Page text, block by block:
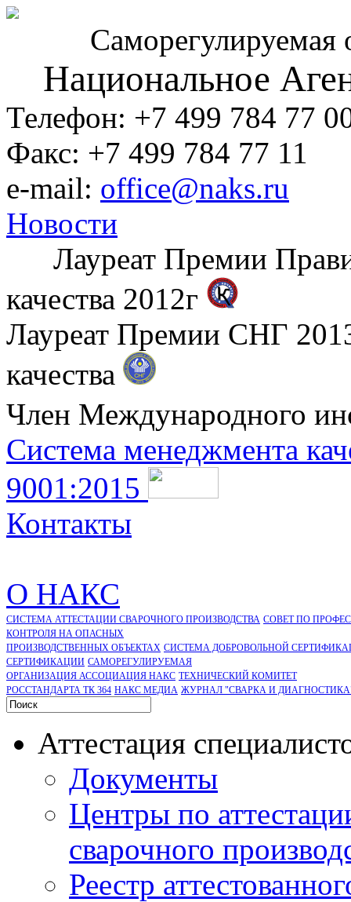
Саморегулируемая
Национальное
Телефон: +7 499 784 77
Факс: +7 499 784 77 11
e-mail: office@naks.ru
Новости
Лауреат Премии
качества 2012г
Лауреат Премии СНГ
качества
Член Международного
Система менеджмента
9001:2015
Контакты
О НАКС
СИСТЕМА АТТЕСТАЦИИ СВАРОЧНОГО ПРОИЗВОДСТВА СОВЕТ ПО
КОНТРОЛЯ НА ОПАСНЫХ
ПРОИЗВОДСТВЕННЫХ ОБЪЕКТАХ СИСТЕМА ДОБРОВОЛЬНОЙ
CЕРТИФИКАЦИИ САМОРЕГУЛИРУЕМАЯ
ОРГАНИЗАЦИЯ АССОЦИАЦИЯ НАКС ТЕХНИЧЕСКИЙ КОМИТЕТ
РОССТАНДАРТА ТК 364 НАКС МЕДИА ЖУРНАЛ "СВАРКА И
Аттестация
Документы
Центры по
сварочного
Реестр